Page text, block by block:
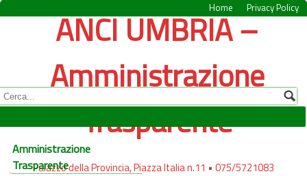
Privacy Policy
Home
ANCI UMBRIA –
Amministrazione
Trasparente
Palazzo della Provincia, Piazza Italia n.11 • 075/5721083
Amministrazione
Trasparente